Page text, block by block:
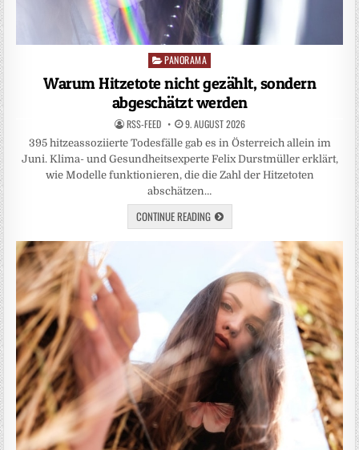
Posted
PANORAMA
Warum Hitzetote nicht gezählt, sondern
abgeschätzt werden
RSS-FEED 9. AUGUST 2026
395 hitzeassoziierte Todesfälle gab es in Österreich allein im
Juni. Klima- und Gesundheitsexperte Felix Durstmüller erklärt,
wie Modelle funktionieren, die die Zahl der Hitzetoten
abschätzen…
CONTINUE READING